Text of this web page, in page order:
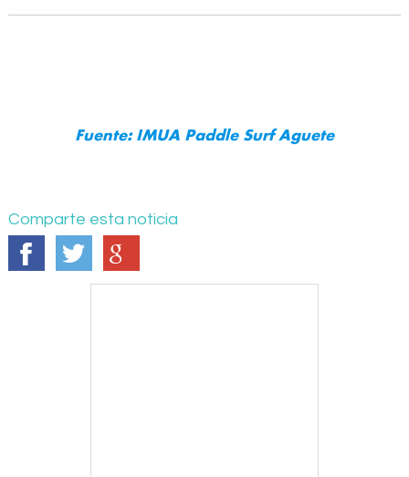
Fuente:IMUA Paddle Surf Aguete
Comparte esta noticia